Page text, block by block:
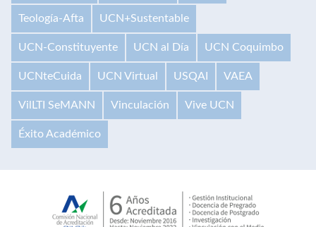
Teología-Afta UCN+Sustentable
UCN-Constituyente UCN al Día UCN Coquimbo
UCNteCuida UCN Virtual USQAI VAEA
VilLTI SeMANN Vinculación Vive UCN
Éxito Académico